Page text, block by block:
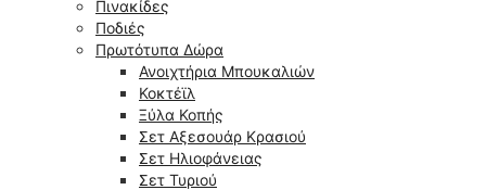
Πινακίδες
Ποδιές
Πρωτότυπα Δώρα
Ανοιχτήρια Μπουκαλιών
Κοκτέϊλ
Ξύλα Κοπής
Σετ Αξεσουάρ Κρασιού
Σετ Ηλιοφάνειας
Σετ Τυριού